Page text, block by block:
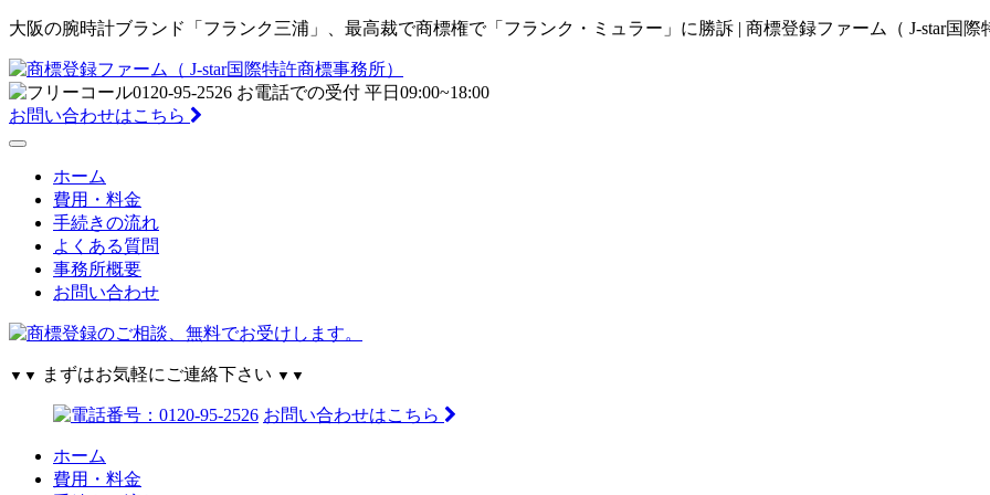
大阪の腕時計ブランド「フランク三浦」、最高裁で商標権で「フランク・ミュラー」に勝訴 | 商標登録ファーム（ J-star国際
お問い合わせはこちら
ホーム
費用・料金
手続きの流れ
よくある質問
事務所概要
お問い合わせ
▼▼ まずはお気軽にご連絡下さい ▼▼
お問い合わせはこちら
ホーム
費用・料金